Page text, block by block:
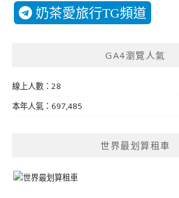
奶茶愛旅行TG頻道
GA4瀏覽人氣
線上人數：28
本年人氣：697,485
世界最划算租車